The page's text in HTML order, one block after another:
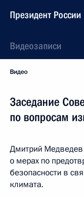
Президент России
Видеозаписи
Видео
Заседание
по вопросам
Дмитрий
о мерах по
безопасности в
климата.